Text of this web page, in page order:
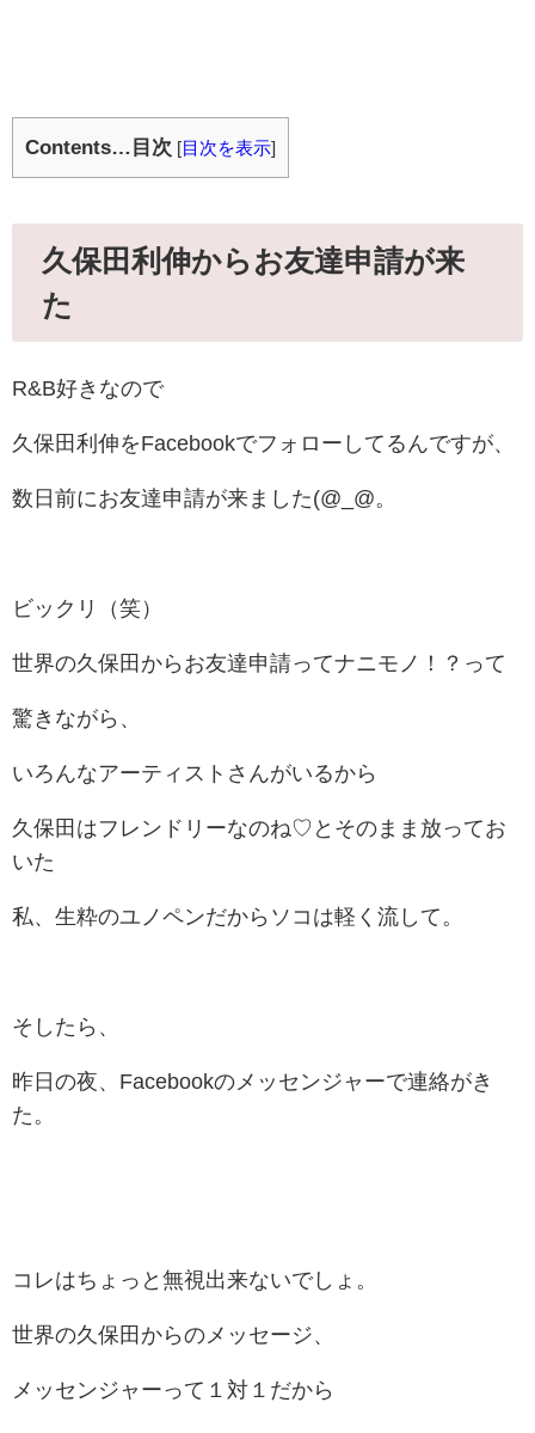
Contents…目次 [ 目次を表示]
久保田利伸からお友達申請が来
た
R&B好きなので
久保田利伸をFacebookでフォローしてるんですが、
数日前にお友達申請が来ました(@_@。
ビックリ（笑）
世界の久保田からお友達申請ってナニモノ！？って
驚きながら、
いろんなアーティストさんがいるから
久保田はフレンドリーなのね♡とそのまま放ってお
いた
私、生粋のユノペンだからソコは軽く流して。
そしたら、
昨日の夜、Facebookのメッセンジャーで連絡がき
た。
コレはちょっと無視出来ないでしょ。
世界の久保田からのメッセージ、
メッセンジャーって１対１だから